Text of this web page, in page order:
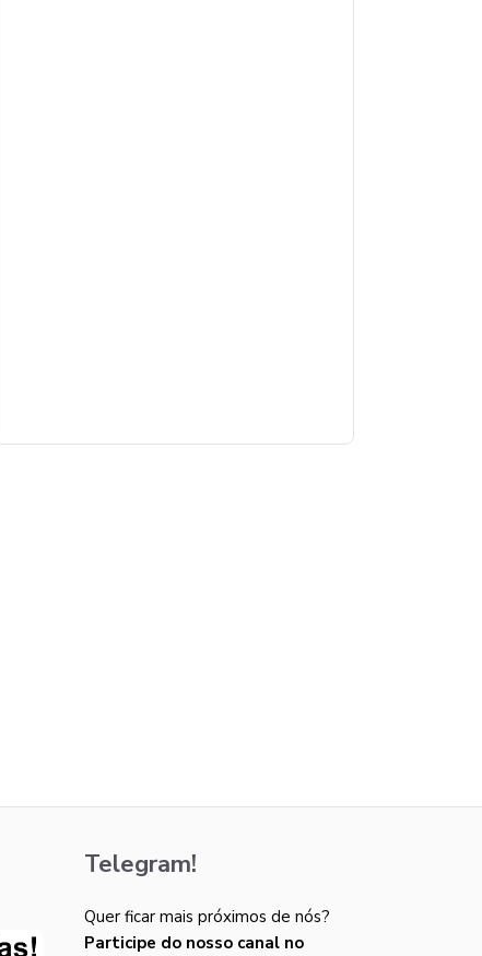
Telegram!
Quer ficar mais próximos de nós?
Participe do nosso canal no